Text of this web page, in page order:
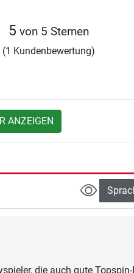
5 von 5 Sternen
(1 Kundenbewertung)
ANZEIGEN
die auch gute